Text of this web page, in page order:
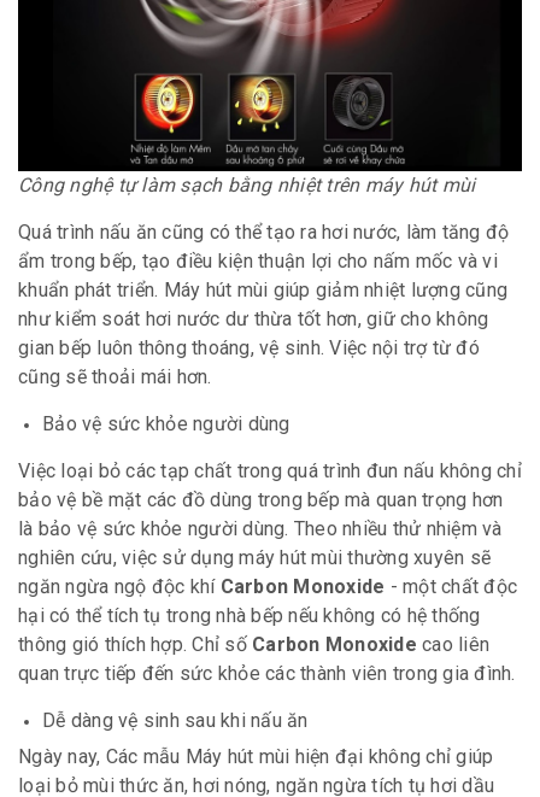
Công nghệ tự làm sạch bằng nhiệt trên máy hút mùi
Quá trình nấu ăn cũng có thể tạo ra hơi nước, làm tăng độ
ẩm trong bếp, tạo điều kiện thuận lợi cho nấm mốc và vi
khuẩn phát triển. Máy hút mùi giúp giảm nhiệt lượng cũng
như kiểm soát hơi nước dư thừa tốt hơn, giữ cho không
gian bếp luôn thông thoáng, vệ sinh. Việc nội trợ từ đó
cũng sẽ thoải mái hơn.
Bảo vệ sức khỏe người dùng
Việc loại bỏ các tạp chất trong quá trình đun nấu không chỉ
bảo vệ bề mặt các đồ dùng trong bếp mà quan trọng hơn
là bảo vệ sức khỏe người dùng. Theo nhiều thử nhiệm và
nghiên cứu, việc sử dụng máy hút mùi thường xuyên sẽ
ngăn ngừa ngộ độc khí Carbon Monoxide - một chất độc
hại có thể tích tụ trong nhà bếp nếu không có hệ thống
thông gió thích hợp. Chỉ số Carbon Monoxide cao liên
quan trực tiếp đến sức khỏe các thành viên trong gia đình.
Dễ dàng vệ sinh sau khi nấu ăn
Ngày nay, Các mẫu Máy hút mùi hiện đại không chỉ giúp
loại bỏ mùi thức ăn, hơi nóng, ngăn ngừa tích tụ hơi dầu